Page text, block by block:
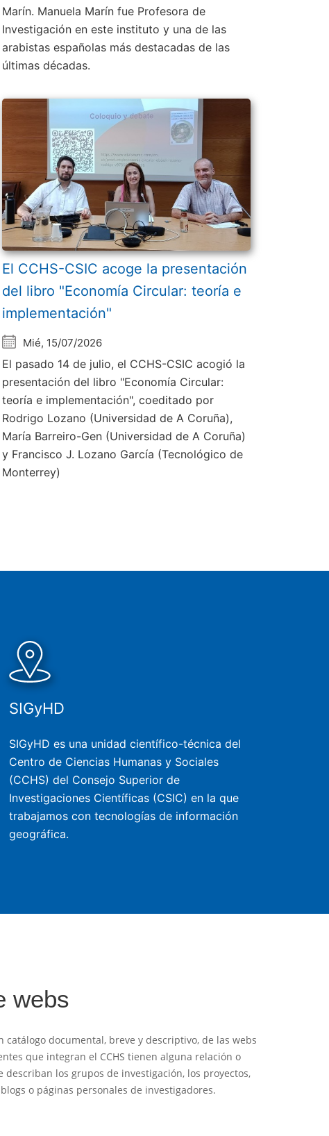
Marín. Manuela Marín fue Profesora de
Investigación en este instituto y una de las
arabistas españolas más destacadas de las
últimas décadas.
El CCHS-CSIC acoge la presentación
del libro "Economía Circular: teoría e
implementación"
Mié, 15/07/2026
El pasado 14 de julio, el CCHS-CSIC acogió la
presentación del libro "Economía Circular:
teoría e implementación", coeditado por
Rodrigo Lozano (Universidad de A Coruña),
María Barreiro-Gen (Universidad de A Coruña)
y Francisco J. Lozano García (Tecnológico de
Monterrey)
SIGyHD
SIGyHD es una unidad científico-técnica del
Centro de Ciencias Humanas y Sociales
(CCHS) del Consejo Superior de
Investigaciones Científicas (CSIC) en la que
trabajamos con tecnologías de información
geográfica.
webs
catálogo documental, breve y descriptivo, de las webs
que integran el CCHS tienen alguna relación o
los grupos de investigación, los proyectos,
o páginas personales de investigadores.